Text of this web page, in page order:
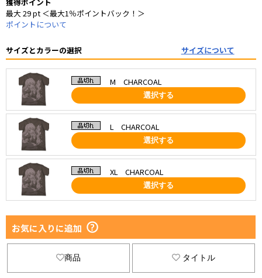
最大 29 pt ＜最大1％ポイントバック！＞
ポイントについて
サイズとカラーの選択 サイズについて
M CHARCOAL
選択する
L CHARCOAL
選択する
XL CHARCOAL
選択する
お気に入りに追加
商品 タイトル